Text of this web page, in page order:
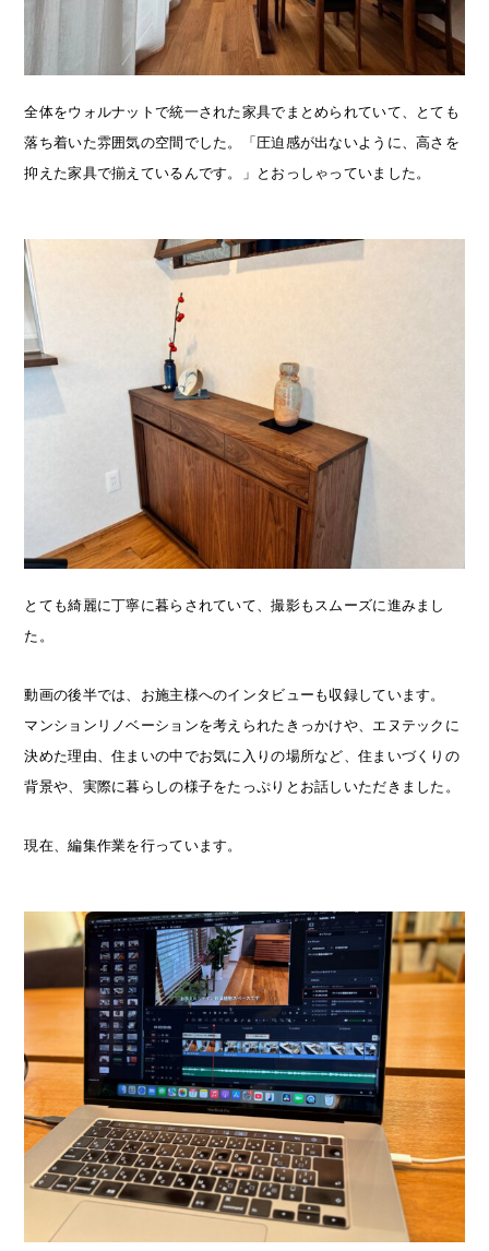
全体をウォルナットで統一された家具でまとめられていて、とても
落ち着いた雰囲気の空間でした。「圧迫感が出ないように、高さを
抑えた家具で揃えているんです。」とおっしゃっていました。
とても綺麗に丁寧に暮らされていて、撮影もスムーズに進みまし
た。
動画の後半では、お施主様へのインタビューも収録しています。
マンションリノベーションを考えられたきっかけや、エヌテックに
決めた理由、住まいの中でお気に入りの場所など、住まいづくりの
背景や、実際に暮らしの様子をたっぷりとお話しいただきました。
現在、編集作業を行っています。